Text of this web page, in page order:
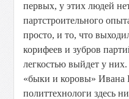
первых, у этих людей
партстроительного
просто, и то, что
корифеев и зубров
легкостью выйдет у
«быки и коровы»
политтехнологи здесь